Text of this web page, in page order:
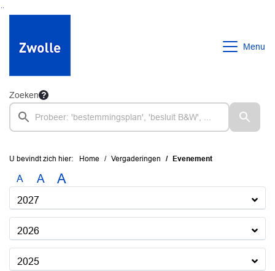
Ga naar de inhoud van deze pagina
Ga naar het zoeken
Ga naar het menu
Menu
Zoeken
U bevindt zich hier: Home Vergaderingen Evenement
A A A
2027
2026
2025